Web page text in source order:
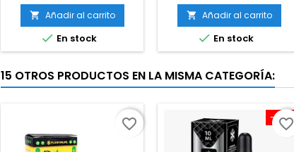
 Añadir al carrito
 En stock
 Añadir al carrito
 En stock
15 OTROS PRODUCTOS EN LA MISMA CATEGORÍA:
favorite_border -10%
favorite_border